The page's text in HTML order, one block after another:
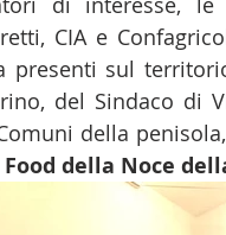
CIA e
presenti sul
del Sindaco di
della
Food della Noce